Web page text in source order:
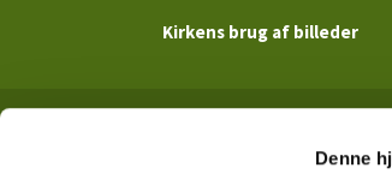
Denne
Kirkens brug af billeder